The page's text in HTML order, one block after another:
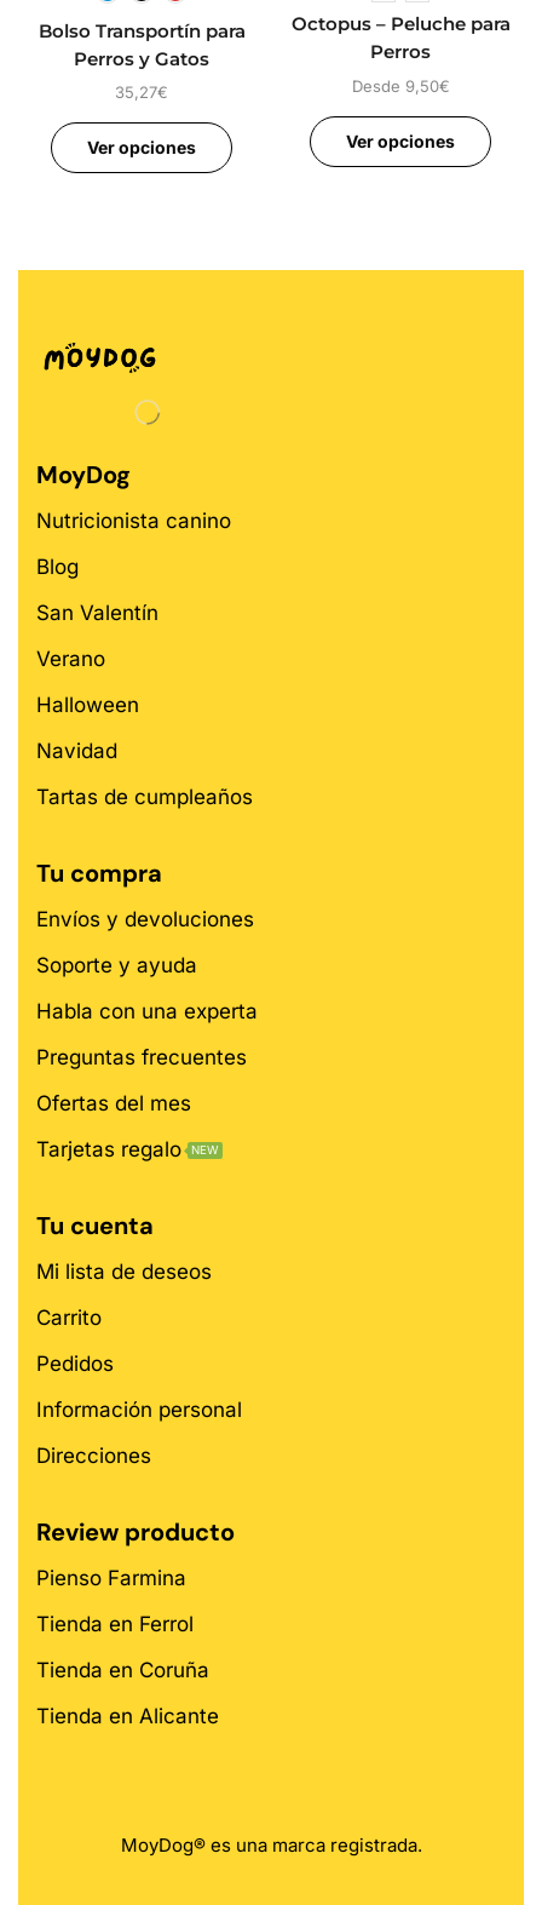
Bolso Transportín para
Perros y Gatos
35,27€
Ver opciones
Octopus – Peluche para
Perros
Desde 9,50€
Ver opciones
MoyDog
Nutricionista canino
Blog
San Valentín
Verano
Halloween
Navidad
Tartas de cumpleaños
Tu compra
Envíos y devoluciones
Soporte y ayuda
Habla con una experta
Preguntas frecuentes
Ofertas del mes
Tarjetas regalo
NEW
Tu cuenta
Mi lista de deseos
Carrito
Pedidos
Información personal
Direcciones
Review producto
Pienso Farmina
Tienda en Ferrol
Tienda en Coruña
Tienda en Alicante
MoyDog® es una marca registrada.